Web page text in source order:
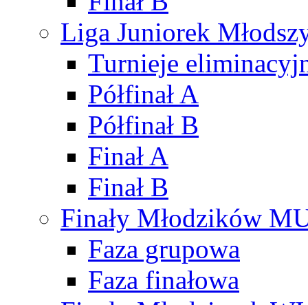
Liga Juniorek
Turnieje
Półfinał A
Półfinał B
Finał A
Finał B
Finały Młodzików
Faza grupowa
Faza finałowa